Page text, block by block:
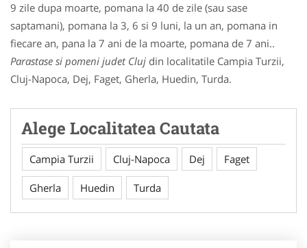
9 zile dupa moarte, pomana la 40 de zile (sau sase
saptamani), pomana la 3, 6 si 9 luni, la un an, pomana in
fiecare an, pana la 7 ani de la moarte, pomana de 7 ani..
Parastase si pomeni judet Cluj din localitatile Campia Turzii,
Cluj-Napoca, Dej, Faget, Gherla, Huedin, Turda.
Alege Localitatea Cautata
Campia Turzii Cluj-Napoca Dej Faget
Gherla Huedin Turda